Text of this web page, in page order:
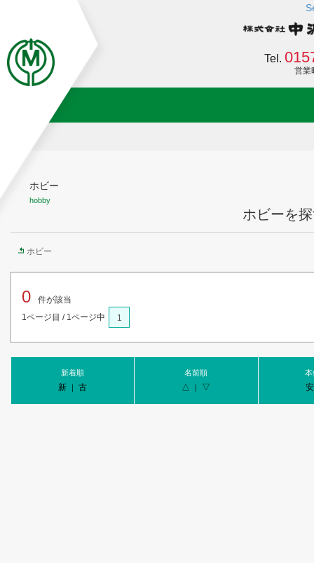
Tel.
営業
ホビー
hobby
ホビーを
ホビー
0
件が該当
1ページ目 / 1ページ中
1
新着順
新｜ 古
名前順
△ ｜ ▽
本
安